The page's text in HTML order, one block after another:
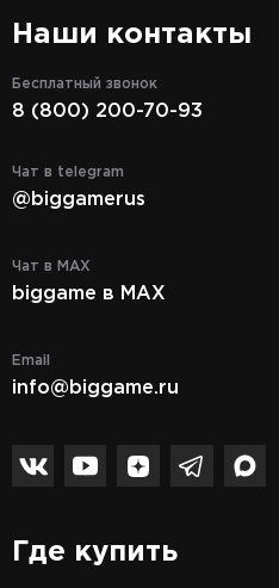
Наши контакты
Бесплатный звонок
8 (800) 200-70-93
Чат в telegram
@biggamerus
Чат в MAX
biggame в MAX
Email
info@biggame.ru
Где купить